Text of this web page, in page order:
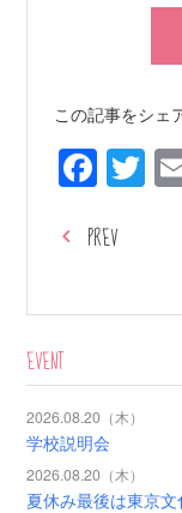
この記事をシェ
PREV
EVENT
2026.08.20（木）
学校説明会
2026.08.20（木）
夏休み最後は東京